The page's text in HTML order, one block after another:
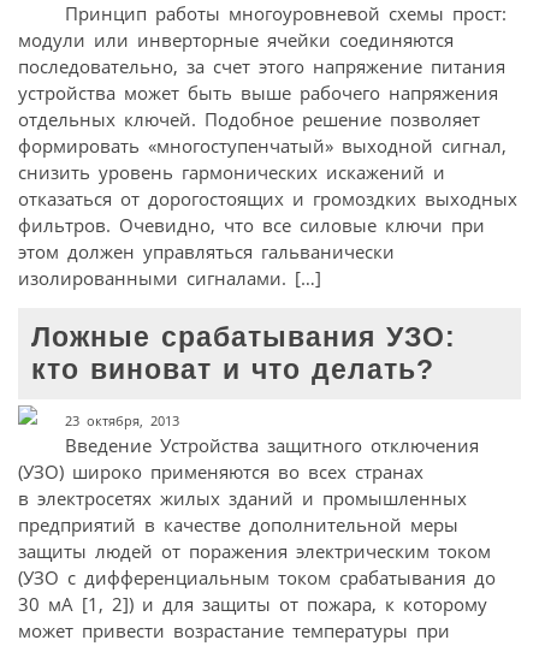
Принцип работы многоуровневой схемы прост:
модули или инверторные ячейки соединяются
последовательно, за счет этого напряжение питания
устройства может быть выше рабочего напряжения
отдельных ключей. Подобное решение позволяет
формировать «многоступенчатый» выходной сигнал,
снизить уровень гармонических искажений и
отказаться от дорогостоящих и громоздких выходных
фильтров. Очевидно, что все силовые ключи при
этом должен управляться гальванически
изолированными сигналами. […]
Ложные срабатывания УЗО:
кто виноват и что делать?
23 октября, 2013
Введение Устройства защитного отключения
(УЗО) широко применяются во всех странах
в электросетях жилых зданий и промышленных
предприятий в качестве дополнительной меры
защиты людей от поражения электрическим током
(УЗО с дифференциальным током срабатывания до
30 мА [1, 2]) и для защиты от пожара, к которому
может привести возрастание температуры при